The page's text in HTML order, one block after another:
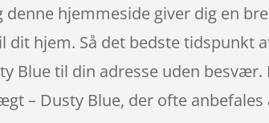
denne hjemmeside giver dig en
dit hjem. Så det bedste tidspunkt
Blue til din adresse uden
– Dusty Blue, der ofte anbefales